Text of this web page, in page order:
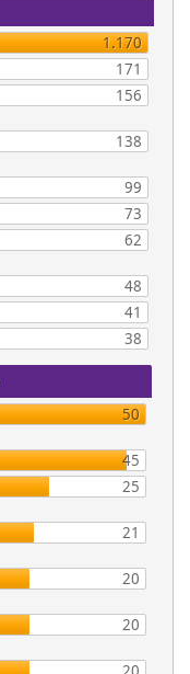
1.170
171
156
138
99
73
62
48
41
38
50
45
25
21
20
20